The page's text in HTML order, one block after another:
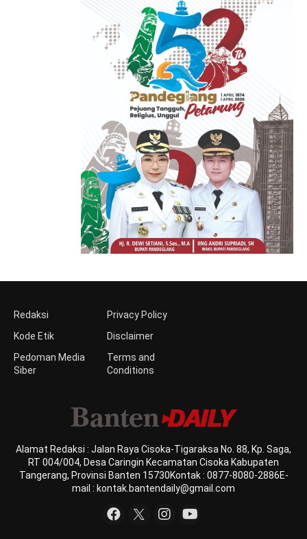
Redaksi
Kode Etik
Pedoman Media
Siber
Privacy Policy
Disclaimer
Terms and
Conditions
Alamat Redaksi : Jalan Raya Cisoka-Tigaraksa No. 88, Kp. Saga,
RT 004/004, Desa Caringin Kecamatan Cisoka Kabupaten
Tangerang, Provinsi Banten 15730Kontak : 0877-8080-2886E-
mail : kontak.bantendaily@gmail.com